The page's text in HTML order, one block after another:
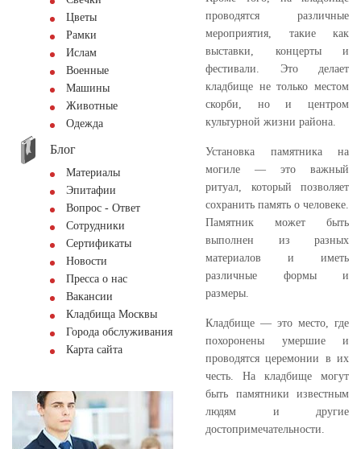
Цветы
Рамки
Ислам
Военные
Машины
Животные
Одежда
Блог
Материалы
Эпитафии
Вопрос - Ответ
Сотрудники
Сертификаты
Новости
Пресса о нас
Вакансии
Кладбища Москвы
Города обслуживания
Карта сайта
проводятся различные
мероприятия, такие как
выставки, концерты и
фестивали. Это делает
кладбище не только местом
скорби, но и центром
культурной жизни района.
Установка памятника на
могиле — это важный
ритуал, который позволяет
сохранить память о человеке.
Памятник может быть
выполнен из разных
материалов и иметь
различные формы и
размеры.
Кладбище — это место, где
похоронены умершие и
проводятся церемонии в их
честь. На кладбище могут
быть памятники известным
людям и другие
достопримечательности.